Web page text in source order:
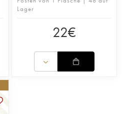
Lager
22€